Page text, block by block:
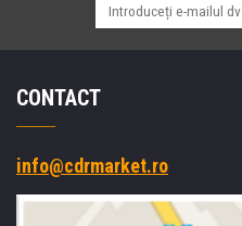
CONTACT
info@cdrmarket.ro